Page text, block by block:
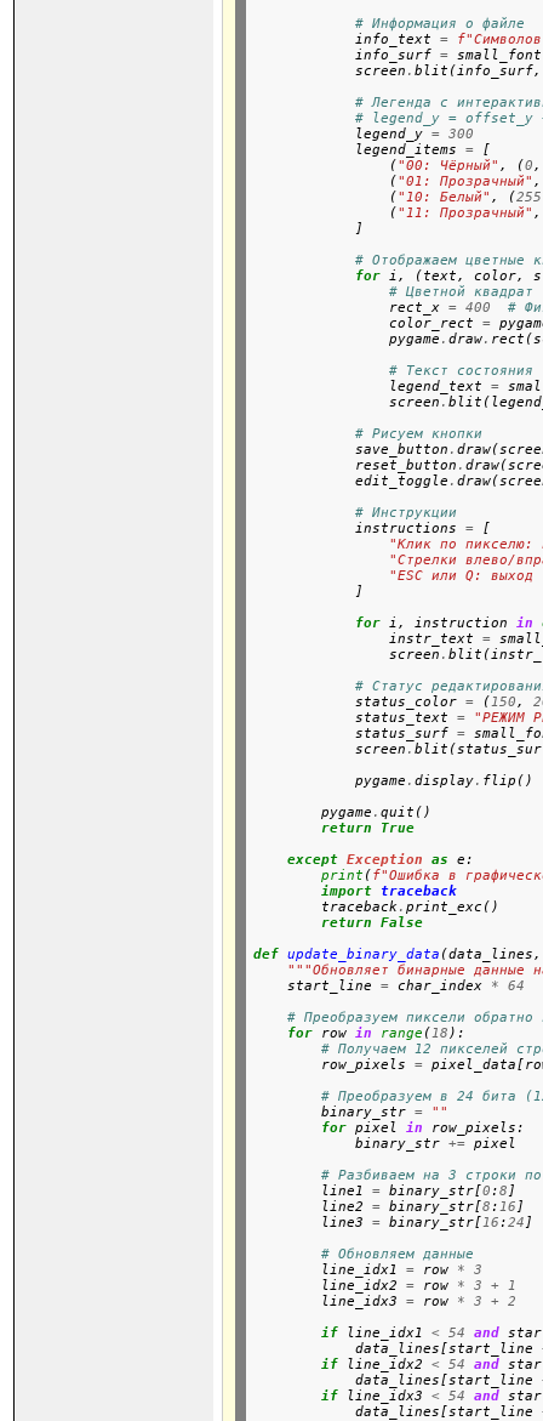
# Информация о файле
            info_text
=
            info_surf
= small_font
            screen
.
# Легенда с
# legend_y =
            legend_y
=
300
            legend_items
=
[
                (
"00: Чёрный" , (0
                (
"01: Прозрачный"
                (
"10: Белый" , (255
                (
"11: Прозрачный"
            ]
# Отображаем цветные
for i, (text, color,
# Цветной квадрат
                rect_x
= 400
#
                color_rect
=
                pygame
.draw.
# Текст состояния
                legend_text
=
                screen
.
# Рисуем кнопки
            save_button
.
            reset_button
.
            edit_toggle
.
# Инструкции
            instructions
=
[
"Клик по
"Стрелки влево/
"ESC или Q:
            ]
for i, instruction in
                instr_text
=
                screen
.
# Статус
            status_color
= (150,
            status_text
=
"РЕЖИМ
            status_surf
=
            screen
.
            pygame
.display. flip()
        pygame
.quit()
return
True
except Exception as
e:
print (f"Ошибка в
import
traceback
        traceback
.print_exc()
return
False
def update_binary_data
"""Обновляет бинарные данные
start_line = char_index *
64
# Преобразуем пиксели обратно
for row in range (18):
# Получаем 12 пикселей
        row_pixels
=
# Преобразуем в 24 бита
        binary_str
=
""
for pixel in
row_pixels:
            binary_str
+=
pixel
# Разбиваем на 3 строки
        line1
= binary_str[0 :8 ]
        line2
= binary_str[8 :16 ]
        line3
= binary_str[16 :24 ]
# Обновляем данные
        line_idx1
= row *
3
        line_idx2
= row * 3 +
1
        line_idx3
= row * 3 +
2
if line_idx1 < 54 and
            data_lines[start_line
if line_idx2 < 54 and
            data_lines[start_line
if line_idx3 < 54 and
            data_lines[start_line